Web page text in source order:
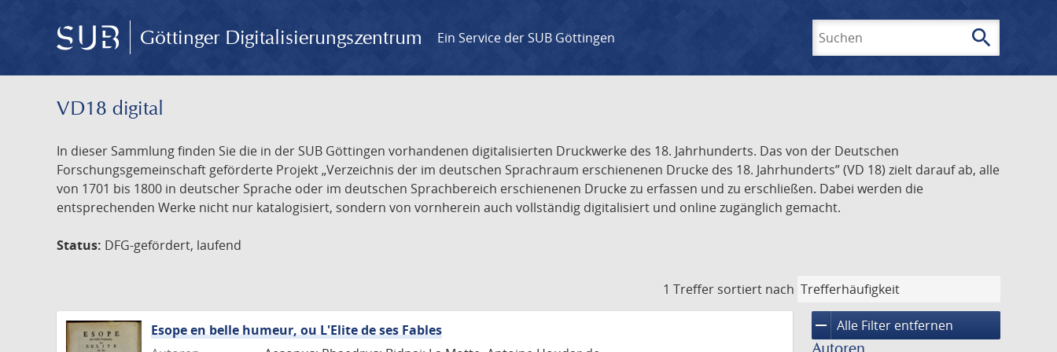
Göttinger Digitalisierungszentrum Ein Service der SUB Göttingen search
VD18 digital
In dieser Sammlung finden Sie die in der SUB Göttingen vorhandenen digitalisierten Druckwerke des 18. Jahrhunderts. Das von der Deutschen
Forschungsgemeinschaft geförderte Projekt „Verzeichnis der im deutschen Sprachraum erschienenen Drucke des 18. Jahrhunderts” (VD 18) zielt darauf ab, alle
von 1701 bis 1800 in deutscher Sprache oder im deutschen Sprachbereich erschienenen Drucke zu erfassen und zu erschließen. Dabei werden die
entsprechenden Werke nicht nur katalogisiert, sondern von vornherein auch vollständig digitalisiert und online zugänglich gemacht.
Status: DFG-gefördert, laufend
1 Treffer sortiert nach
remove Alle Filter entfernen
Esope en belle humeur, ou L'Elite de ses Fables